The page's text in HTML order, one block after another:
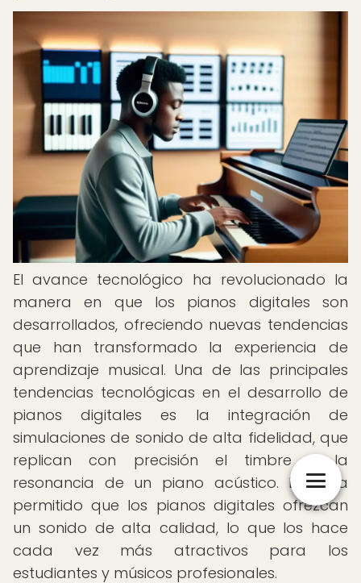
El avance tecnológico ha revolucionado la
manera en que los pianos digitales son
desarrollados, ofreciendo nuevas tendencias
que han transformado la experiencia de
aprendizaje musical. Una de las principales
tendencias tecnológicas en el desarrollo de
pianos digitales es la integración de
simulaciones de sonido de alta fidelidad, que
replican con precisión el timbre y la
resonancia de un piano acústico. Esto ha
permitido que los pianos digitales ofrezcan
un sonido de alta calidad, lo que los hace
cada vez más atractivos para los
estudiantes y músicos profesionales.